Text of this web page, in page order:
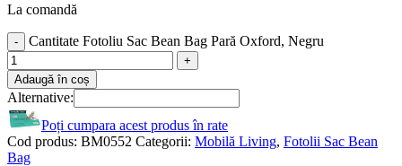
La comandă
Cantitate Fotoliu Sac Bean Bag Pară Oxford, Negru
Adaugă în coș
Alternative:
Poți cumpara acest produs în rate
Cod produs: BM0552 Categorii: Mobilă Living, Fotolii Sac Bean
Bag